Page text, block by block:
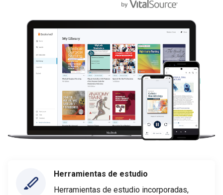
Herramientas de estudio
Herramientas de estudio incorporadas,